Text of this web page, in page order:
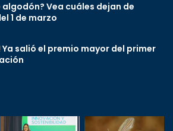
Vea cuáles dejan de
1 de marzo
Ya salió el premio mayor del primer